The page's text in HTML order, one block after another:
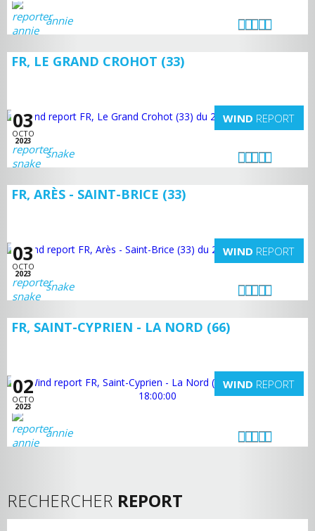
annie
FR, LE GRAND CROHOT (33)
03
OCTO
2023
WIND REPORT
snake
FR, ARÈS - SAINT-BRICE (33)
03
OCTO
2023
WIND REPORT
snake
FR, SAINT-CYPRIEN - LA NORD (66)
02
OCTO
2023
WIND REPORT
annie
RECHERCHER REPORT